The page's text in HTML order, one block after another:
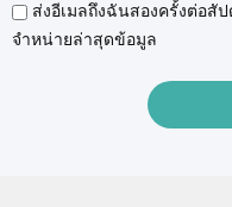
ส่งอีเมลถึงฉันสองครั้งต่อ
จำหน่ายล่าสุดข้อมูล